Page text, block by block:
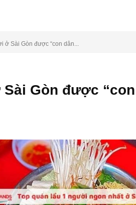
ở Sài Gòn được “con dân...
Gòn được “con